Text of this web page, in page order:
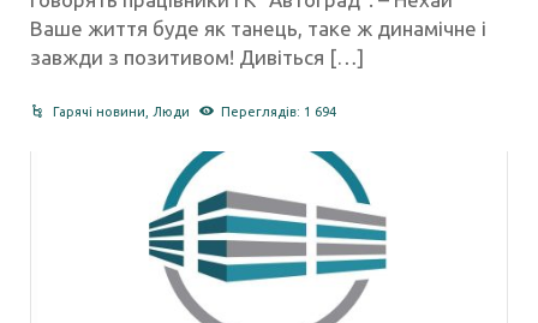
Ваше життя буде як танець, таке ж динамічне і
завжди з позитивом! Дивіться […]
Гарячі новини Люди Переглядів: 1 694